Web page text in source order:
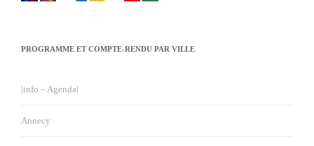
PROGRAMME ET COMPTE-RENDU PAR VILLE
|info – Agenda|
Annecy